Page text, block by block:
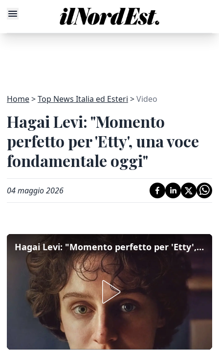
Home Top News Italia ed Esteri Video
Hagai Levi: "Momento
perfetto per 'Etty', una voce
fondamentale oggi"
04 maggio 2026
Hagai Levi: "Momento perfetto per 'Etty', una voce fondamentale oggi"